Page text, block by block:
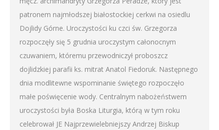
patronem najmłodszej białostockiej cerkwi na osiedlu
Dojlidy Górne. Uroczystości ku czci św. Grzegorza
rozpoczęły się 5 grudnia uroczystym całonocnym
czuwaniem, któremu przewodniczył proboszcz
dojlidzkiej parafii ks. mitrat Anatol Fiedoruk. Następnego
dnia modlitewne wspominanie świętego rozpoczęło
małe poświęcenie wody. Centralnym nabożeństwem
uroczystości była Boska Liturgia, którą w tym roku
celebrował JE Najprzewielebniejszy Andrzej Biskup